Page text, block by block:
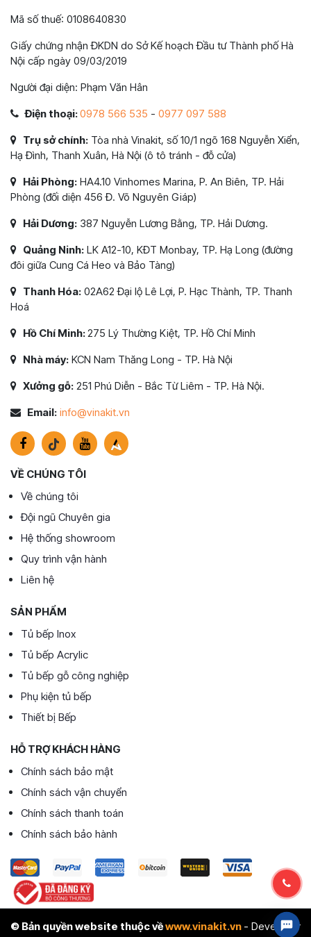
Mã số thuế: 0108640830
Giấy chứng nhận ĐKDN do Sở Kế hoạch Đầu tư Thành phố Hà
Nội cấp ngày 09/03/2019
Người đại diện: Phạm Văn Hân
Điện thoại:0978 566 535 - 0977 097 588
Trụ sở chính: Tòa nhà Vinakit, số 10/1 ngõ 168 Nguyễn Xiển,
Hạ Đình, Thanh Xuân, Hà Nội (ô tô tránh - đỗ cửa)
Hải Phòng: HA4.10 Vinhomes Marina, P. An Biên, TP. Hải
Phòng (đối diện 456 Đ. Võ Nguyên Giáp)
Hải Dương: 387 Nguyễn Lương Bằng, TP. Hải Dương.
Quảng Ninh: LK A12-10, KĐT Monbay, TP. Hạ Long (đường
đôi giữa Cung Cá Heo và Bảo Tàng)
Thanh Hóa: 02A62 Đại lộ Lê Lợi, P. Hạc Thành, TP. Thanh
Hoá
Hồ Chí Minh:275 Lý Thường Kiệt, TP. Hồ Chí Minh
Nhà máy: KCN Nam Thăng Long - TP. Hà Nội
Xưởng gỗ: 251 Phú Diễn - Bắc Từ Liêm - TP. Hà Nội.
Email: info@vinakit.vn
VỀ CHÚNG TÔI
Về chúng tôi
Đội ngũ Chuyên gia
Hệ thống showroom
Quy trình vận hành
Liên hệ
SẢN PHẨM
Tủ bếp Inox
Tủ bếp Acrylic
Tủ bếp gỗ công nghiệp
Phụ kiện tủ bếp
Thiết bị Bếp
HỖ TRỢ KHÁCH HÀNG
Chính sách bảo mật
Chính sách vận chuyển
Chính sách thanh toán
Chính sách bảo hành
© Bản quyền website thuộc vềwww.vinakit.vn - Developer